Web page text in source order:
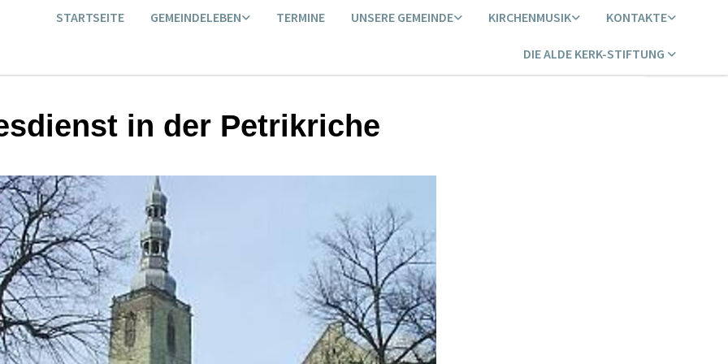
STARTSEITE GEMEINDELEBEN TERMINE UNSERE GEMEINDE KIRCHENMUSIK KONTAKTE
DIE ALDE KERK-STIFTUNG
in der Petrikriche